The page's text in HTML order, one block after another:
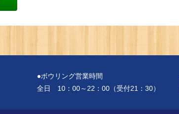
●ボウリング営業時間
全日 10：00～22：00（受付21：30）